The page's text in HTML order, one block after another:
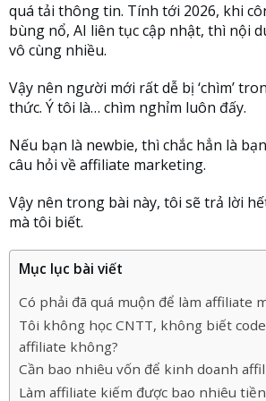
quá tải thông tin. Tính tới 2026, khi
bùng nổ, AI liên tục cập nhật, thì nội
vô cùng nhiều.
Vậy nên người mới rất dễ bị ‘chìm’
thức. Ý tôi là… chìm nghỉm luôn đấy.
Nếu bạn là newbie, thì chắc hẳn là
câu hỏi về affiliate marketing.
Vậy nên trong bài này, tôi sẽ trả lời
mà tôi biết.
Mục lục bài viết
Có phải đã quá muộn để làm affiliate
Tôi không học CNTT, không biết
affiliate không?
Cần bao nhiêu vốn để kinh doanh
Làm affiliate kiếm được bao nhiêu